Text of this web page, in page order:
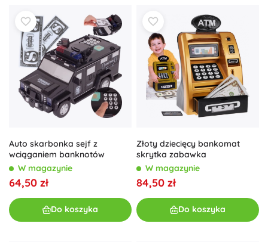
Auto skarbonka sejf z
wciąganiem banknotów
W magazynie
64,50 zł
Do koszyka
Złoty dziecięcy bankomat
skrytka zabawka
W magazynie
84,50 zł
Do koszyka